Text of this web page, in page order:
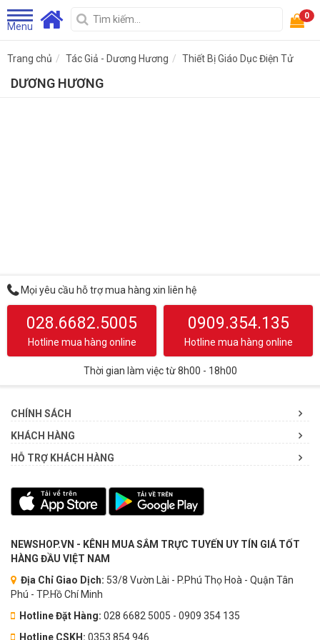
Menu
0
Trang chủ Tác Giả - Dương Hương Thiết Bị Giáo Dục Điện Tử
DƯƠNG HƯƠNG
Mọi yêu cầu hỗ trợ mua hàng xin liên hệ
028.6682.5005
Hotline mua hàng online
0909.354.135
Hotline mua hàng online
Thời gian làm việc từ 8h00 - 18h00
CHÍNH SÁCH
KHÁCH HÀNG
HỖ TRỢ KHÁCH HÀNG
NEWSHOP.VN - KÊNH MUA SẮM TRỰC TUYẾN UY TÍN GIÁ TỐT
HÀNG ĐẦU VIỆT NAM
Địa Chỉ Giao Dịch: 53/8 Vườn Lài - P.Phú Thọ Hoà - Quận Tân
Phú - TP.Hồ Chí Minh
Hotline Đặt Hàng: 028 6682 5005 - 0909 354 135
Hotline CSKH: 0353.854.946